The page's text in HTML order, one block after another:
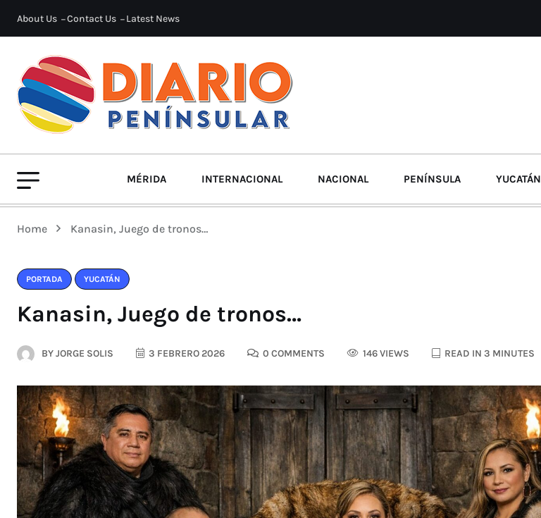
About Us Contact Us Latest News
MÉRIDA INTERNACIONAL NACIONAL PENÍNSULA YUCATÁN
Home Kanasin, Juego de tronos…
PORTADA YUCATÁN
Kanasin, Juego de tronos…
BYJORGE SOLIS 3 FEBRERO 2026 0 COMMENTS 146 VIEWS READ IN 3 MINUTES